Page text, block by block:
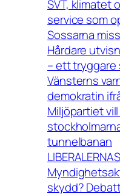
SVT, klimatet
service som
Sossarna
Hårdare
– ett tryggare
Vänsterns
demokratin
Miljöpartiet
tunnelbanan
skydd?